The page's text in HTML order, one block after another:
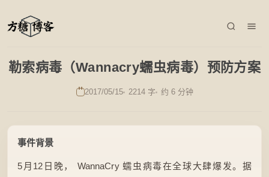
勒索病毒（Wannacry蠕虫病毒）预防方案
2017/05/15 2214 字 约 6 分钟
事件背景
5月12日晚， WannaCry 蠕虫病毒在全球大肆爆发。据